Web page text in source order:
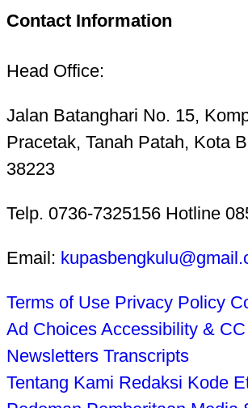
Contact Information
Head Office:
Jalan Batanghari No. 15,
Pracetak, Tanah Patah, Kota
38223
Telp. 0736-7325156 Hotline
Email:
Terms of Use Privacy Policy
Ad Choices Accessibility & CC
Newsletters Transcripts
Tentang Kami Redaksi Kode